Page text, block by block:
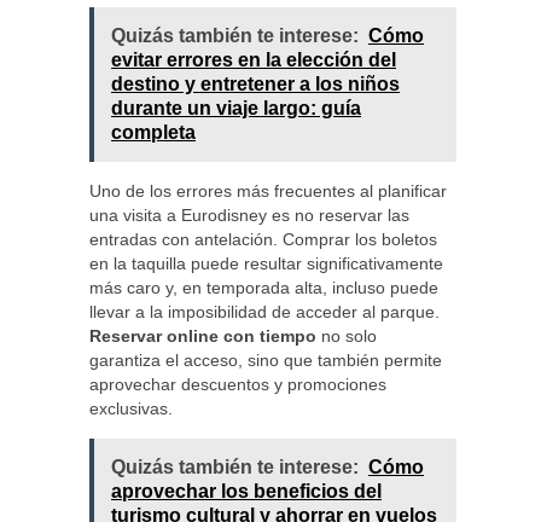
Quizás también te interese: Cómo
evitar errores en la elección del
destino y entretener a los niños
durante un viaje largo: guía
completa
Uno de los errores más frecuentes al planificar
una visita a Eurodisney es no reservar las
entradas con antelación. Comprar los boletos
en la taquilla puede resultar significativamente
más caro y, en temporada alta, incluso puede
llevar a la imposibilidad de acceder al parque.
Reservar online con tiempo no solo
garantiza el acceso, sino que también permite
aprovechar descuentos y promociones
exclusivas.
Quizás también te interese: Cómo
aprovechar los beneficios del
turismo cultural y ahorrar en vuelos